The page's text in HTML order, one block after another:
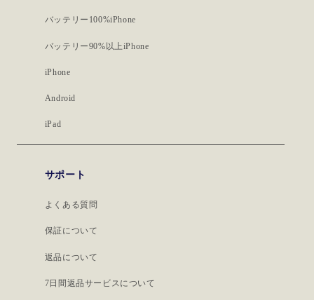
バッテリー100%iPhone
バッテリー90%以上iPhone
iPhone
Android
iPad
サポート
よくある質問
保証について
返品について
7日間返品サービスについて